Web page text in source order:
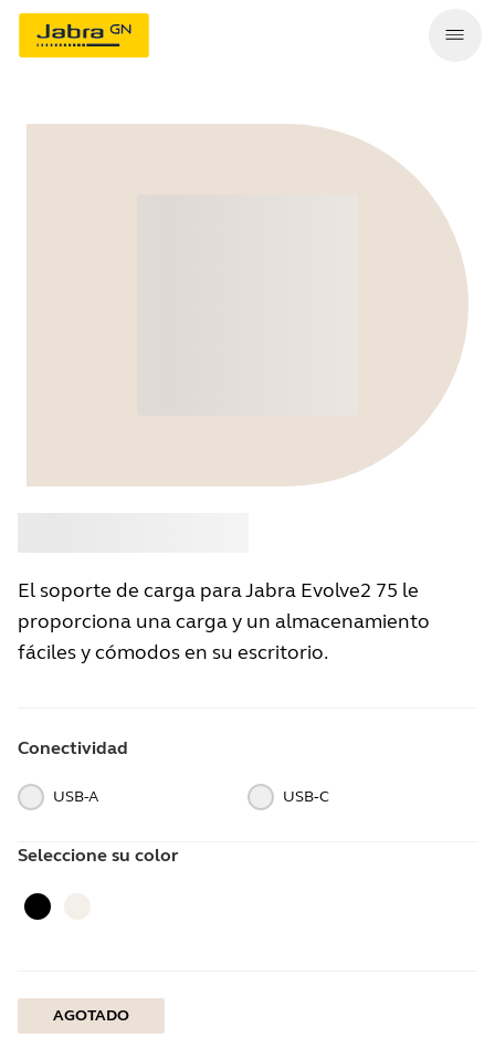
El soporte de carga para Jabra Evolve2 75 le
proporciona una carga y un almacenamiento
fáciles y cómodos en su escritorio.
Conectividad
USB-A USB‑C
Seleccione su color
Negro
AGOTADO